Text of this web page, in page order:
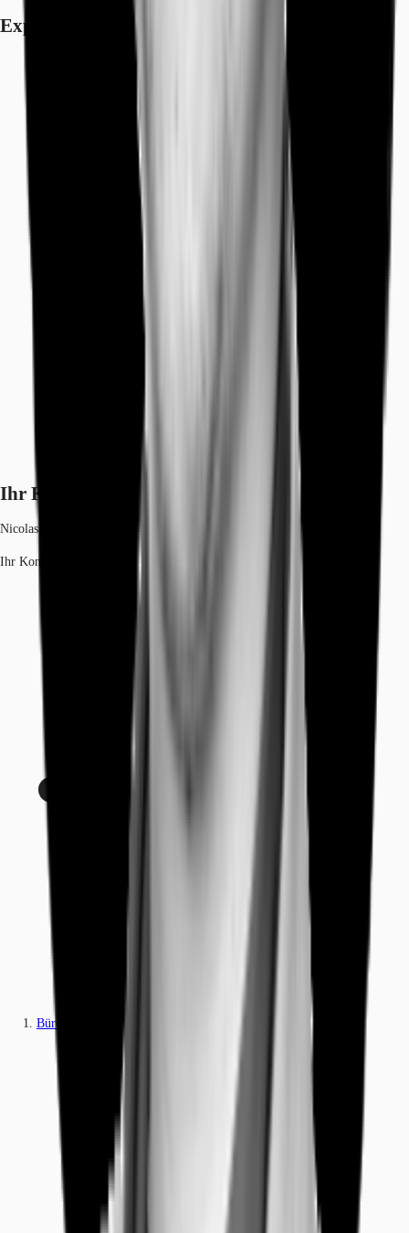
Exposé herunterladen
Ihr Kontakt
Nicolas Salbeck
Ihr Kontakt
Büros